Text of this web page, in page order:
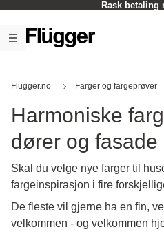
Rask betaling
Flügger.no Farger og fargeprøver
Harmoniske
dører og fasade
Skal du velge nye farger til
fargeinspirasjon i fire
De fleste vil gjerne ha en fin,
velkommen - og velkommen